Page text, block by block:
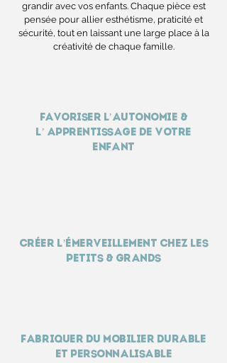
grandir avec vos enfants. Chaque pièce est
pensée pour allier esthétisme, praticité et
sécurité, tout en laissant une large place à la
créativité de chaque famille.
favoriser l’autonomie &
l’ apprentissage de votre
enfant
créer l’émerveillement chez les
petits & grands
Fabriquer du mobilier durable
et personnalisable